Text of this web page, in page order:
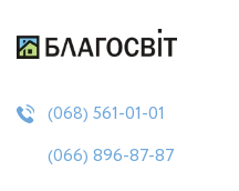
(068) 561-01-01
(066) 896-87-87